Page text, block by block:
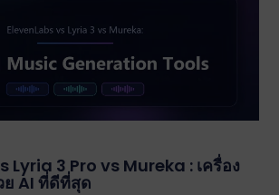
Lyria 3 Pro vs Mureka : เครื่อง
ย AI ที่ดีที่สุด